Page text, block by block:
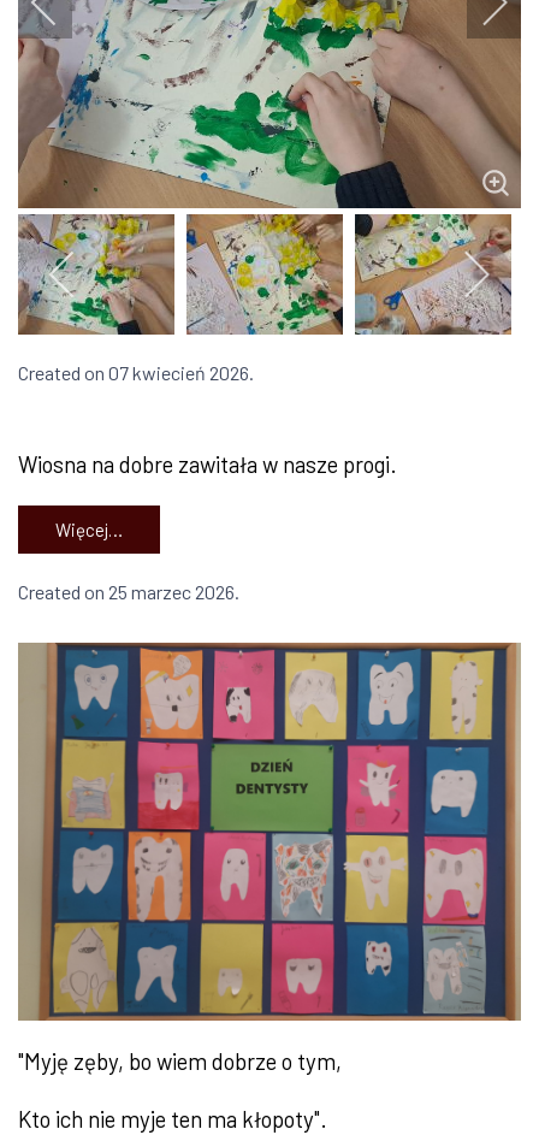
Created on 07 kwiecień 2026.
Wiosna na dobre zawitała w nasze progi.
Więcej…
Created on 25 marzec 2026.
"Myję zęby, bo wiem dobrze o tym,
Kto ich nie myje ten ma kłopoty".